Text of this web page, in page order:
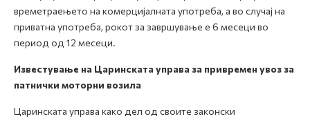
времетраењето на комерцијалната употреба, а во случај на
приватна употреба, рокот за завршување е 6 месеци во
период од 12 месеци.
Известување на Царинската управа за привремен увоз за
патнички моторни возила
Царинската управа како дел од своите законски